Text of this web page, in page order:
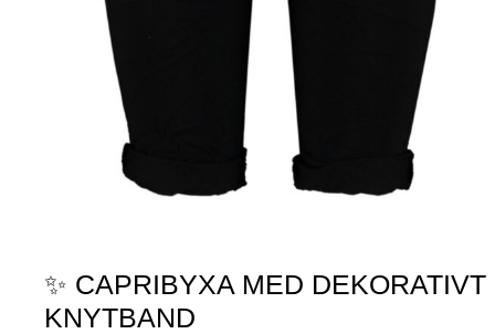
✨ CAPRIBYXA MED DEKORATIVT
KNYTBAND